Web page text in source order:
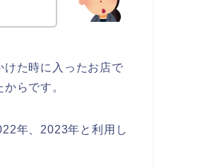
けた時に入ったお店で
らです。
年、2023年と利用し